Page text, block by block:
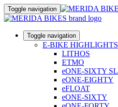
Toggle navigation
Toggle navigation
E-BIKE HIGHLIGHTS
LITHOS
ETMO
eONE-SIXTY SL
eONE-EIGHTY
eFLOAT
eONE-SIXTY